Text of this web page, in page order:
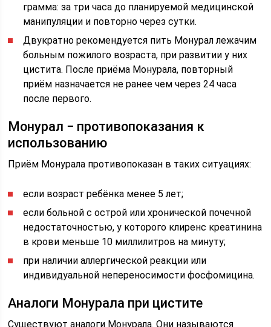
грамма: за три часа до планируемой медицинской
манипуляции и повторно через сутки.
Двукратно рекомендуется пить Монурал лежачим
больным пожилого возраста, при развитии у них
цистита. После приёма Монурала, повторный
приём назначается не ранее чем через 24 часа
после первого.
Монурал − противопоказания к
использованию
Приём Монурала противопоказан в таких ситуациях:
если возраст ребёнка менее 5 лет;
если больной с острой или хронической почечной
недостаточностью, у которого клиренс креатинина
в крови меньше 10 миллилитров на минуту;
при наличии аллергической реакции или
индивидуальной непереносимости фосфомицина.
Аналоги Монурала при цистите
Существуют аналоги Монурала. Они называются